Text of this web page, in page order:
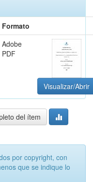
Formato
Adobe
PDF
Visualizar/Abrir
del ítem
por copyright, con
que se indique lo